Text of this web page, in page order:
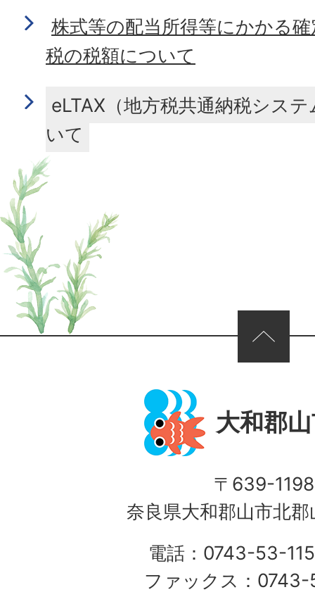
株式等の配当所得等にかかる
税の税額について
eLTAX（地方税共通納税シス
いて
ページの先頭へ
大和郡
〒639-1198
奈良県大和郡山市北
電話：0743-53-
ファックス：